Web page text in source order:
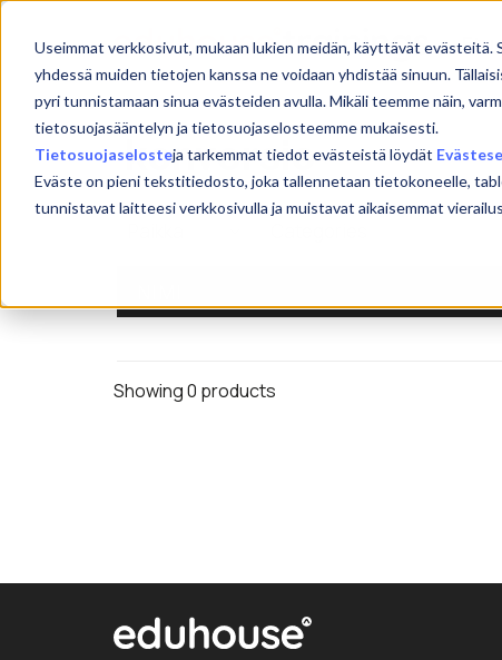
Useimmat verkkosivut, mukaan lukien meidän, käyttävät
yhdessä muiden tietojen kanssa ne voidaan yhdistää sinuun.
pyri tunnistamaan sinua evästeiden avulla. Mikäli teemme näin,
tietosuojasääntelyn ja tietosuojaselosteemme mukaisesti.
Tietosuojaselosteja tarkemmat tiedot evästeistä löydät
Eväste on pieni tekstitiedosto, joka tallennetaan tietokoneelle,
tunnistavat laitteesi verkkosivulla ja muistavat aikaisemmat
Skip
content
konversio
Showing 0 products